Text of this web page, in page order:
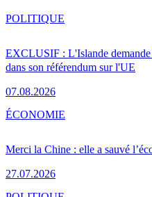
EXCLUSIF : L'Islande demande
dans son référendum sur l'UE
07.08.2026
POLITIQUE
Merci la Chine : elle a sauvé
27.07.2026
ÉCONOMIE